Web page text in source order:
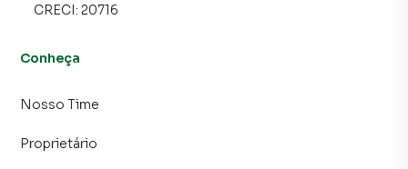
CRECI: 20716
Conheça
Nosso Time
Proprietário